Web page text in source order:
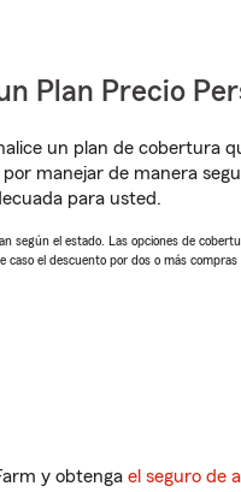
Plan Precio
un plan de cobertura
manejar de manera
para usted.
según el estado. Las opciones de
el descuento por dos o más
y obtenga el seguro de